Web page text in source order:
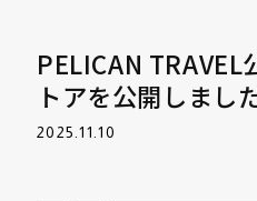
PELICAN
トアを公開しました
2025.11.10